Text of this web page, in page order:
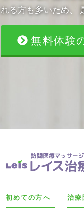
れる方も多いため、
無料体験
初めての方へ 治療